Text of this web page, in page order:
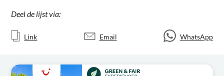
Deel de lijst via:
Link Email WhatsApp